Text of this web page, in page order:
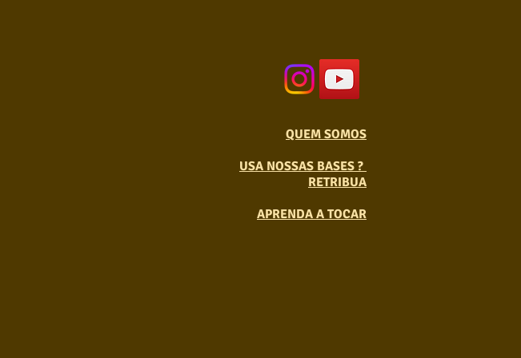
QUEM SOMOS
USA NOSSAS BASES ?
RETRIBUA
APRENDA A TOCAR